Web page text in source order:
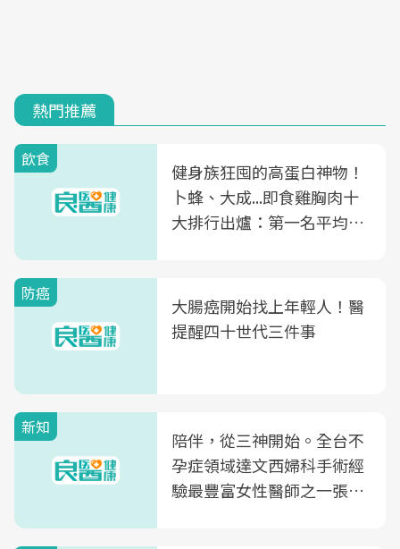
熱門推薦
飲食
健身族狂囤的高蛋白神物！
卜蜂、大成...即食雞胸肉十
大排行出爐：第一名平均一
防癌
大腸癌開始找上年輕人！醫
提醒四十世代三件事
新知
陪伴，從三神開始。全台不
孕症領域達文西婦科手術經
驗最豐富女性醫師之一張永